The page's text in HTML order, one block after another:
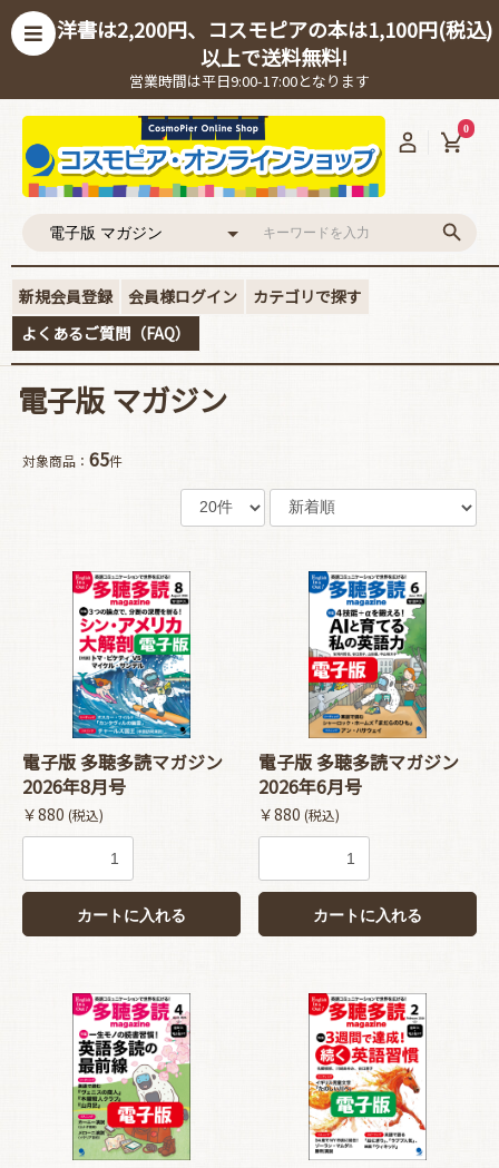
洋書は2,200円、コスモピアの本は1,100円(税込)
以上で送料無料!
営業時間は平日9:00-17:00となります
0
新規会員登録 会員様ログイン
カテゴリで探す
よくあるご質問（FAQ）
電子版 マガジン
対象商品： 65件
電子版 多聴多読マガジン
2026年8月号
￥880 (税込)
カートに入れる
電子版 多聴多読マガジン
2026年6月号
￥880 (税込)
カートに入れる